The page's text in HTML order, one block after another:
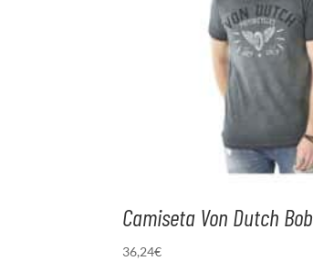
Camiseta Von Dutch Bob
36,24€